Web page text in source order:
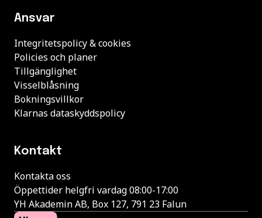
Ansvar
Integritetspolicy & cookies
Policies och planer
Tillgänglighet
Visselblåsning
Bokningsvillkor
Klarnas dataskyddspolicy
Kontakt
Kontakta oss
Öppettider helgfri vardag 08:00-17:00
YH Akademin AB, Box 127, 791 23 Falun